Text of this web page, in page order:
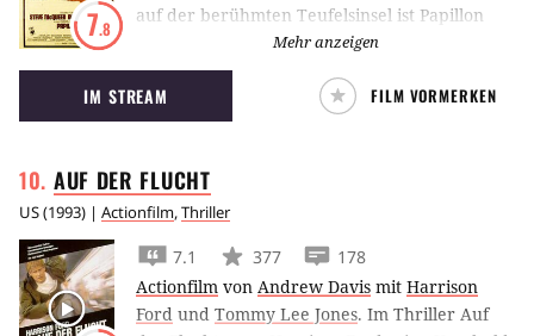
7.8
auf der berühmten Teufelsinsel ist Papillon
besessen davon, freizukommen. Zusammen
mit seinem Freund Dega sinnt er unablässig
über die Flucht nach. Sein ungebrochener
Lebenswille stemmt sich dagegen, von der
zermürbt zu werden.
Mehr anzeigen
IM STREAM FILM VORMERKEN
AUF DER FLUCHT
US(1993) | Actionfilm,Thriller
7.1 377
178
Actionfilm von Andrew Davis mit Harrison
Ford und Tommy Lee Jones. Im Thriller Auf